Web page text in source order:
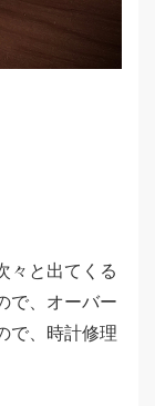
々と出てくる
で、オーバー
で、時計修理